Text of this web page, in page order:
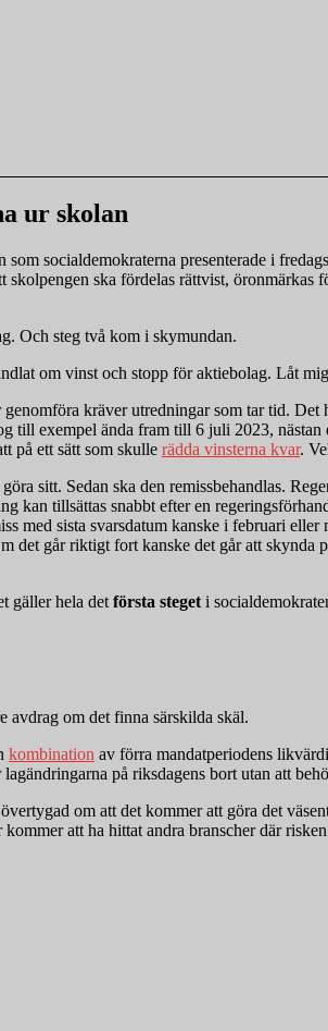
ur skolan
socialdemokraterna presenterade i
ska fördelas rättvist, öronmärkas
Och steg två kom i skymundan.
om vinst och stopp för aktiebolag. Låt
kräver utredningar som tar tid.
exempel ända fram till 6 juli 2023,
på ett sätt som skulle rädda vinsterna kvar.
sitt. Sedan ska den remissbehandlas.
kan tillsättas snabbt efter en
sista svarsdatum kanske i februari eller
går riktigt fort kanske det går att skynda
gäller hela det första steget i
avdrag om det finna särskilda skäl.
kombination av förra mandatperiodens
på riksdagens bort utan att
om att det kommer att göra det
att ha hittat andra branscher där